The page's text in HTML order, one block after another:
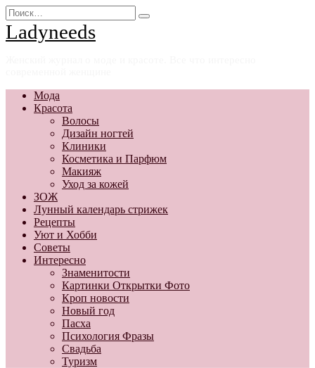
Перейти
к
содержанию
Search
for:
Ladyneeds
Мода
Красота
Волосы
Дизайн ногтей
Клиники
Косметика и Парфюм
Макияж
Уход за кожей
ЗОЖ
Лунный календарь стрижек
Рецепты
Уют и Хобби
Советы
Интересно
Знаменитости
Картинки Открытки Фото
Кроп новости
Новый год
Пасха
Психология Фразы
Свадьба
Туризм